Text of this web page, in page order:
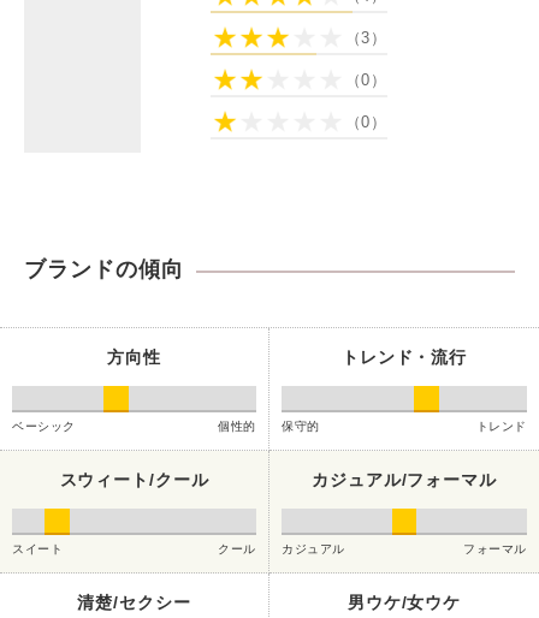
（3）
（0）
（0）
ブランドの傾向
方向性
ベーシック 個性的
トレンド・流行
保守的 トレンド
スウィート/クール
スイート クール
カジュアル/フォーマル
カジュアル フォーマル
清楚/セクシー 男ウケ/女ウケ